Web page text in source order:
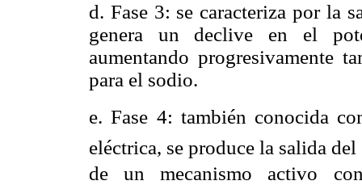
d. Fase 3: se caracteriza por la
genera un declive en el
aumentando progresivamente
para el sodio.
e. Fase 4: también conocida
eléctrica, se produce la salida
de un mecanismo activo